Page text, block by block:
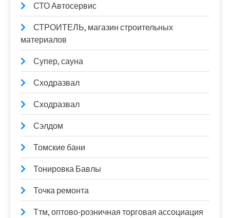
СТО Автосервис
СТРОИТЕЛЬ, магазин строительных
материалов
Супер, сауна
Сходразвал
Сходразвал
Сэлдом
Томские бани
Тонировка Бавлы
Точка ремонта
Ттм, оптово-розничная торговая ассоциация